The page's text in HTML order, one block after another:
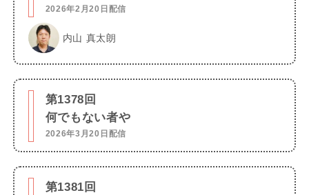
2026年2月20日配信
内山 真太朗
第1378回
何でもない者や
2026年3月20日配信
第1381回